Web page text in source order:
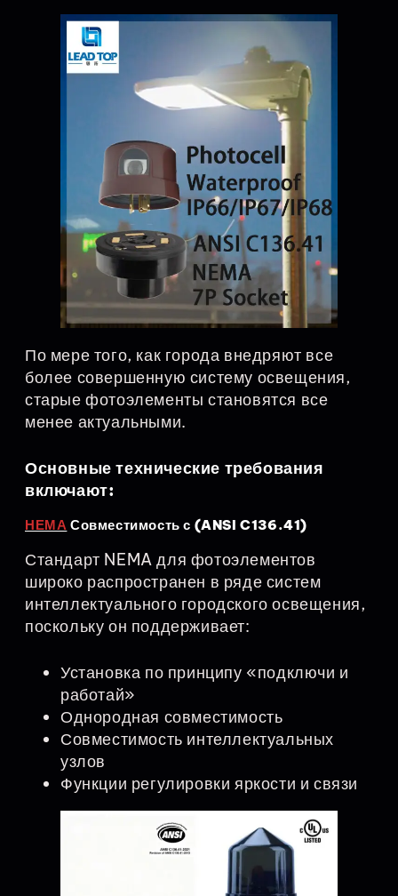
По мере того, как города внедряют все
более совершенную систему освещения,
старые фотоэлементы становятся все
менее актуальными.
Основные технические требования
включают:
НЕМА Совместимость с (ANSI C136.41)
Стандарт NEMA для фотоэлементов
широко распространен в ряде систем
интеллектуального городского освещения,
поскольку он поддерживает:
Установка по принципу «подключи и
работай»
Однородная совместимость
Совместимость интеллектуальных
узлов
Функции регулировки яркости и связи